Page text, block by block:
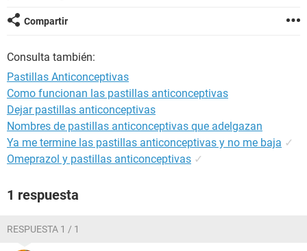
Compartir
Consulta también:
Pastillas Anticonceptivas
Como funcionan las pastillas anticonceptivas
Dejar pastillas anticonceptivas
Nombres de pastillas anticonceptivas que adelgazan
Ya me termine las pastillas anticonceptivas y no me baja ✓
Omeprazol y pastillas anticonceptivas ✓
1 respuesta
RESPUESTA 1 / 1